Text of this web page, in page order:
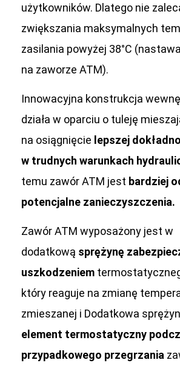
użytkowników. Dlatego nie
zwiększania maksymalnych
zasilania powyżej 38°C (nastawa
na zaworze ATM).
Innowacyjna konstrukcja
działa w oparciu o tuleję
na osiągnięcie lepszej
w trudnych warunkach
temu zawór ATM jest bardziej
potencjalne zanieczyszczenia.
Zawór ATM wyposażony jest w
dodatkową sprężynę
uszkodzeniem
który reaguje na zmianę
zmieszanej i Dodatkowa
element termostatyczny
przypadkowego przegrzania